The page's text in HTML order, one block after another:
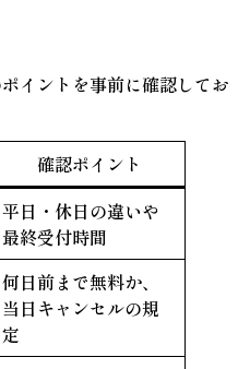
イントを事前に確認してお
確認ポイント
平日・休日の違いや
最終受付時間
何日前まで無料か、
当日キャンセルの規
定